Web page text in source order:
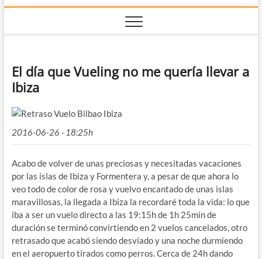
El día que Vueling no me quería llevar a
Ibiza
2016-06-26 · 18:25h
Acabo de volver de unas preciosas y necesitadas vacaciones
por las islas de Ibiza y Formentera y, a pesar de que ahora lo
veo todo de color de rosa y vuelvo encantado de unas islas
maravillosas, la llegada a Ibiza la recordaré toda la vida: lo que
iba a ser un vuelo directo a las 19:15h de 1h 25min de
duración se terminó convirtiendo en 2 vuelos cancelados, otro
retrasado que acabó siendo desviado y una noche durmiendo
en el aeropuerto tirados como perros. Cerca de 24h dando